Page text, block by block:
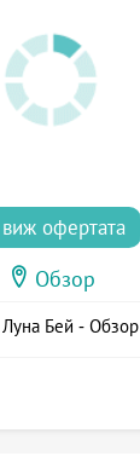
виж офертата
Обзор
Бей - Обзор